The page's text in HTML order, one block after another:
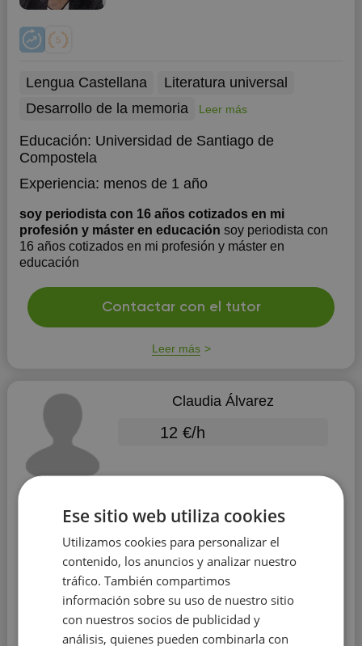
Lengua Castellana
Literatura universal
Desarrollo de la memoria
Leer más
Educación: Universidad de Santiago de
Compostela
Experiencia: menos de 1 año
soy periodista con 16 años cotizados en mi
profesión y máster en educación soy periodista con
16 años cotizados en mi profesión y máster en
educación
Contactar con el tutor
Leer más
Claudia Álvarez
12 €/h
Lengua Castellana
Educación:Universidad de Oviedo
más de 2 años
Alegre, paciente, creativa, sociable, responsable.
Ese sitio web utiliza cookies
Utilizamos cookies para personalizar el
contenido, los anuncios y analizar nuestro
tráfico. También compartimos
información sobre su uso de nuestro sitio
con nuestros socios de publicidad y
análisis, quienes pueden combinarla con